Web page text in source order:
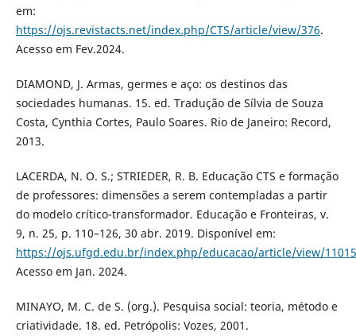
em:
https://ojs.revistacts.net/index.php/CTS/article/view/376.
Acesso em Fev.2024.
DIAMOND, J. Armas, germes e aço: os destinos das
sociedades humanas. 15. ed. Tradução de Sílvia de Souza
Costa, Cynthia Cortes, Paulo Soares. Rio de Janeiro: Record,
2013.
LACERDA, N. O. S.; STRIEDER, R. B. Educação CTS e formação
de professores: dimensões a serem contempladas a partir
do modelo crítico-transformador. Educação e Fronteiras, v.
9, n. 25, p. 110–126, 30 abr. 2019. Disponível em:
https://ojs.ufgd.edu.br/index.php/educacao/article/view/11015
Acesso em Jan. 2024.
MINAYO, M. C. de S. (org.). Pesquisa social: teoria, método e
criatividade. 18. ed. Petrópolis: Vozes, 2001.